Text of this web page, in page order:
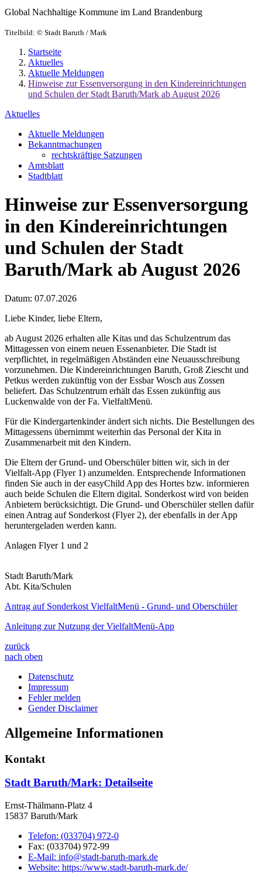
Global Nachhaltige Kommune im Land Brandenburg
Titelbild: © Stadt Baruth / Mark
Startseite
Aktuelles
Aktuelle Meldungen
Hinweise zur Essenversorgung in den Kindereinrichtungen
und Schulen der Stadt Baruth/Mark ab August 2026
Aktuelles
Aktuelle Meldungen
Bekanntmachungen
rechtskräftige Satzungen
Amtsblatt
Stadtblatt
Hinweise zur Essenversorgung
in den Kindereinrichtungen
und Schulen der Stadt
Baruth/Mark ab August 2026
Datum: 07.07.2026
Liebe Kinder, liebe Eltern,
ab August 2026 erhalten alle Kitas und das Schulzentrum das
Mittagessen von einem neuen Essenanbieter. Die Stadt ist
verpflichtet, in regelmäßigen Abständen eine Neuausschreibung
vorzunehmen. Die Kindereinrichtungen Baruth, Groß Ziescht und
Petkus werden zukünftig von der Essbar Wosch aus Zossen
beliefert. Das Schulzentrum erhält das Essen zukünftig aus
Luckenwalde von der Fa. VielfaltMenü.
Für die Kindergartenkinder ändert sich nichts. Die Bestellungen des
Mittagessens übernimmt weiterhin das Personal der Kita in
Zusammenarbeit mit den Kindern.
Die Eltern der Grund- und Oberschüler bitten wir, sich in der
Vielfalt-App (Flyer 1) anzumelden. Entsprechende Informationen
finden Sie auch in der easyChild App des Hortes bzw. informieren
auch beide Schulen die Eltern digital. Sonderkost wird von beiden
Anbietern berücksichtigt. Die Grund- und Oberschüler stellen dafür
einen Antrag auf Sonderkost (Flyer 2), der ebenfalls in der App
heruntergeladen werden kann.
Anlagen Flyer 1 und 2
Stadt Baruth/Mark
Abt. Kita/Schulen
Antrag auf Sonderkost VielfaltMenü - Grund- und Oberschüler
Anleitung zur Nutzung der VielfaltMenü-App
zurück
nach oben
Datenschutz
Impressum
Fehler melden
Gender Disclaimer
Allgemeine Informationen
Kontakt
Stadt Baruth/Mark: Detailseite
Ernst-Thälmann-Platz 4
15837 Baruth/Mark
Telefon: (033704) 972-0
Fax: (033704) 972-99
E-Mail: info@stadt-baruth-mark.de
Website: https://www.stadt-baruth-mark.de/